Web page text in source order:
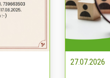
27.07.2026